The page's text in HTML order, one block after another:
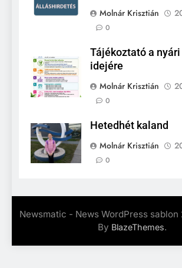
Molnár Krisztián
0
Tájékoztató a
idejére
Molnár Krisztián
0
Hetedhét kaland
Molnár Krisztián
0
Newsmatic - News WordPress sablon
By BlazeThemes.